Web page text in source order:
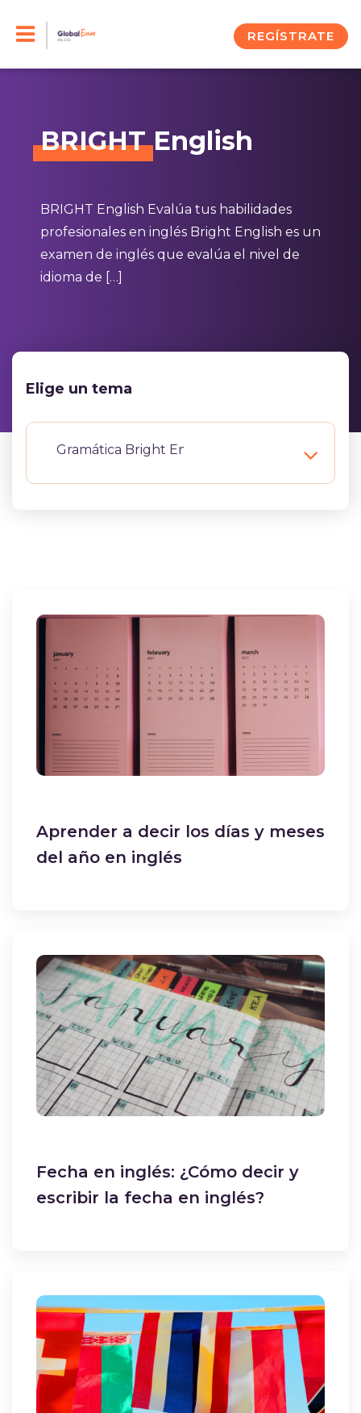
REGÍSTRATE
BRIGHTEnglish
BRIGHT English Evalúa tus habilidades
profesionales en inglés Bright English es un
examen de inglés que evalúa el nivel de
idioma de […]
Elige un tema
Gramática Bright English
Aprender a decir los días y meses
del año en inglés
Fecha en inglés: ¿Cómo decir y
escribir la fecha en inglés?